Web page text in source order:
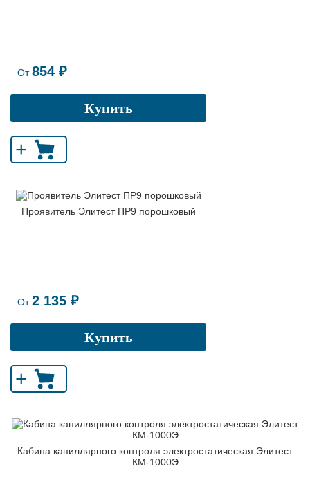
От854 ₽
Купить
+
Проявитель Элитест ПР9 порошковый
От2 135 ₽
Купить
+
Кабина капиллярного контроля электростатическая Элитест
КМ-1000Э